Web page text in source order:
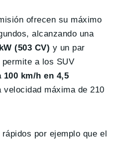
ofrecen su máximo
alcanzando una
(503 CV) y un par
a los SUV
100 km/h en 4,5
velocidad máxima de 210
por ejemplo que el